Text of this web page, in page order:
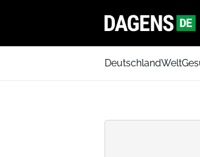
DeutschlandWelt